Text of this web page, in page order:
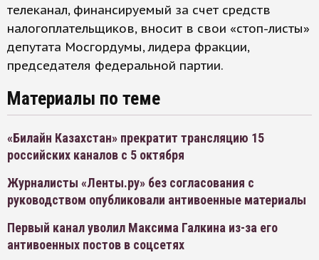
телеканал, финансируемый за счет средств
налогоплательщиков, вносит в свои «стоп-листы»
депутата Мосгордумы, лидера фракции,
председателя федеральной партии.
Материалы по теме
«Билайн Казахстан» прекратит трансляцию 15
российских каналов с 5 октября
Журналисты «Ленты.ру» без согласования с
руководством опубликовали антивоенные материалы
Первый канал уволил Максима Галкина из-за его
антивоенных постов в соцсетях